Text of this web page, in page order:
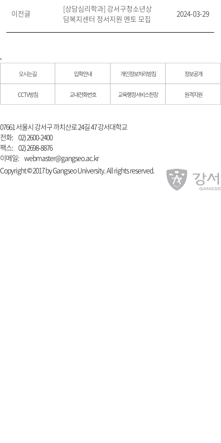
이전글
[상담심리학과] 강서구청소년상
담복지센터 정서지원 멘토 모집
2024-03-29
오시는길 입학안내 개인정보처리방침 정보공개
CCTV방침 교내전화번호 교육행정서비스헌장 원격지원
07661 서울시 강서구 까치산로 24길 47 강서대학교
전화: 02) 2600-2400
팩스: 02) 2698-8876
이메일: webmaster@gangseo.ac.kr
Copyright © 2017 by Gangseo University. All rights reserved.